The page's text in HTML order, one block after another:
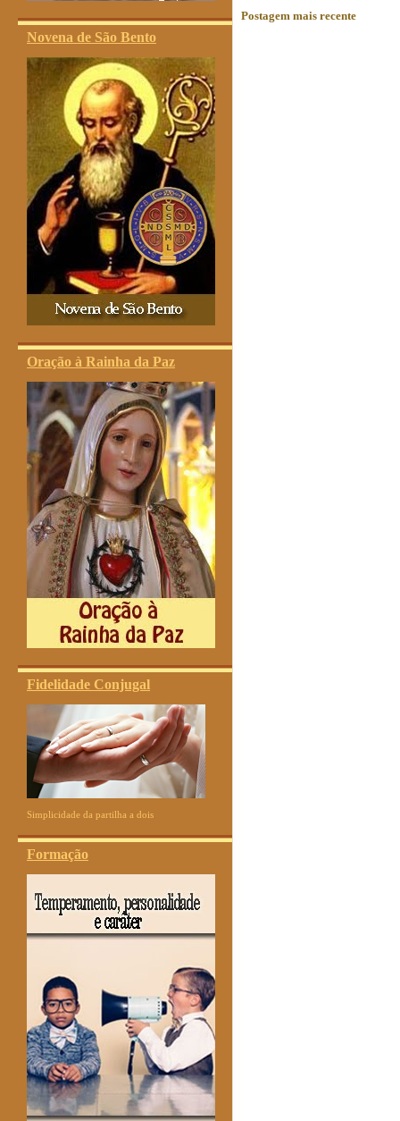
Novena de São Bento
Oração à Rainha da Paz
Fidelidade Conjugal
Simplicidade da partilha a dois
Formação
Postagem mais recente